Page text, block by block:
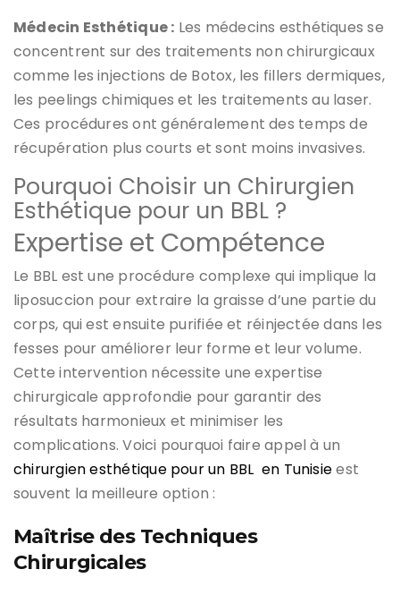
Médecin Esthétique : Les médecins esthétiques se
concentrent sur des traitements non chirurgicaux
comme les injections de Botox, les fillers dermiques,
les peelings chimiques et les traitements au laser.
Ces procédures ont généralement des temps de
récupération plus courts et sont moins invasives.
Pourquoi Choisir un Chirurgien
Esthétique pour un BBL ?
Expertise et Compétence
Le BBL est une procédure complexe qui implique la
liposuccion pour extraire la graisse d’une partie du
corps, qui est ensuite purifiée et réinjectée dans les
fesses pour améliorer leur forme et leur volume.
Cette intervention nécessite une expertise
chirurgicale approfondie pour garantir des
résultats harmonieux et minimiser les
complications. Voici pourquoi faire appel à un
chirurgien esthétique pour un BBL en Tunisieest
souvent la meilleure option :
Maîtrise des Techniques
Chirurgicales